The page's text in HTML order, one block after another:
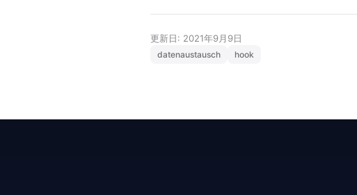
更新日: 2021年9月9日
datenaustausch hook